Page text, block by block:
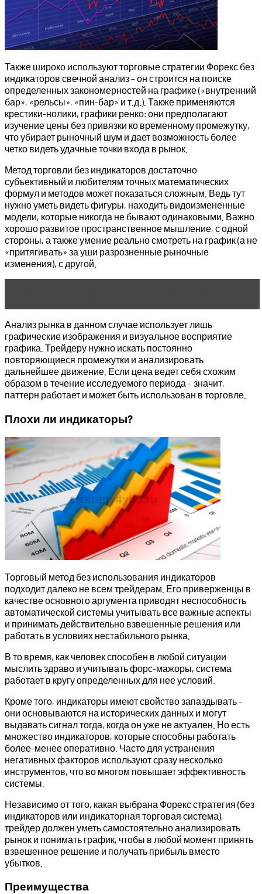
Также широко используют торговые стратегии Форекс без
индикаторов свечной анализ – он строится на поиске
определенных закономерностей на графике («внутренний
бар», «рельсы», «пин-бар» и т.д.). Также применяются
крестики-нолики, графики ренко: они предполагают
изучение цены без привязки ко временному промежутку,
что убирает рыночный шум и дает возможность более
четко видеть удачные точки входа в рынок.
Метод торговли без индикаторов достаточно
субъективный и любителям точных математических
формул и методов может показаться сложным. Ведь тут
нужно уметь видеть фигуры, находить видоизмененные
модели, которые никогда не бывают одинаковыми. Важно
хорошо развитое пространственное мышление, с одной
стороны, а также умение реально смотреть на график (а не
«притягивать» за уши разрозненные рыночные
изменения), с другой.
Анализ рынка в данном случае использует лишь
графические изображения и визуальное восприятие
графика. Трейдеру нужно искать постоянно
повторяющиеся промежутки и анализировать
дальнейшее движение. Если цена ведет себя схожим
образом в течение исследуемого периода – значит,
паттерн работает и может быть использован в торговле.
Плохи ли индикаторы?
Торговый метод без использования индикаторов
подходит далеко не всем трейдерам. Его приверженцы в
качестве основного аргумента приводят неспособность
автоматической системы учитывать все важные аспекты
и принимать действительно взвешенные решения или
работать в условиях нестабильного рынка.
В то время, как человек способен в любой ситуации
мыслить здраво и учитывать форс-мажоры, система
работает в кругу определенных для нее условий.
Кроме того, индикаторы имеют свойство запаздывать –
они основываются на исторических данных и могут
выдавать сигнал тогда, когда он уже не актуален. Но есть
множество индикаторов, которые способны работать
более-менее оперативно. Часто для устранения
негативных факторов используют сразу несколько
инструментов, что во многом повышает эффективность
системы.
Независимо от того, какая выбрана Форекс стратегия (без
индикаторов или индикаторная торговая система),
трейдер должен уметь самостоятельно анализировать
рынок и понимать график, чтобы в любой момент принять
взвешенное решение и получать прибыль вместо
убытков.
Преимущества